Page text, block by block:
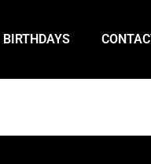
BIRTHDAYS